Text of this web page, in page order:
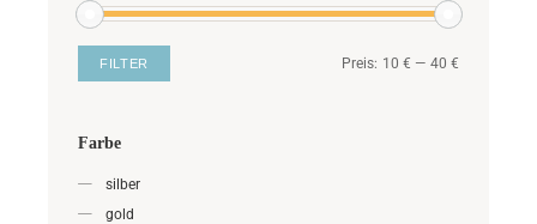
FILTER Preis: 10 € — 40 €
Farbe
silber
gold